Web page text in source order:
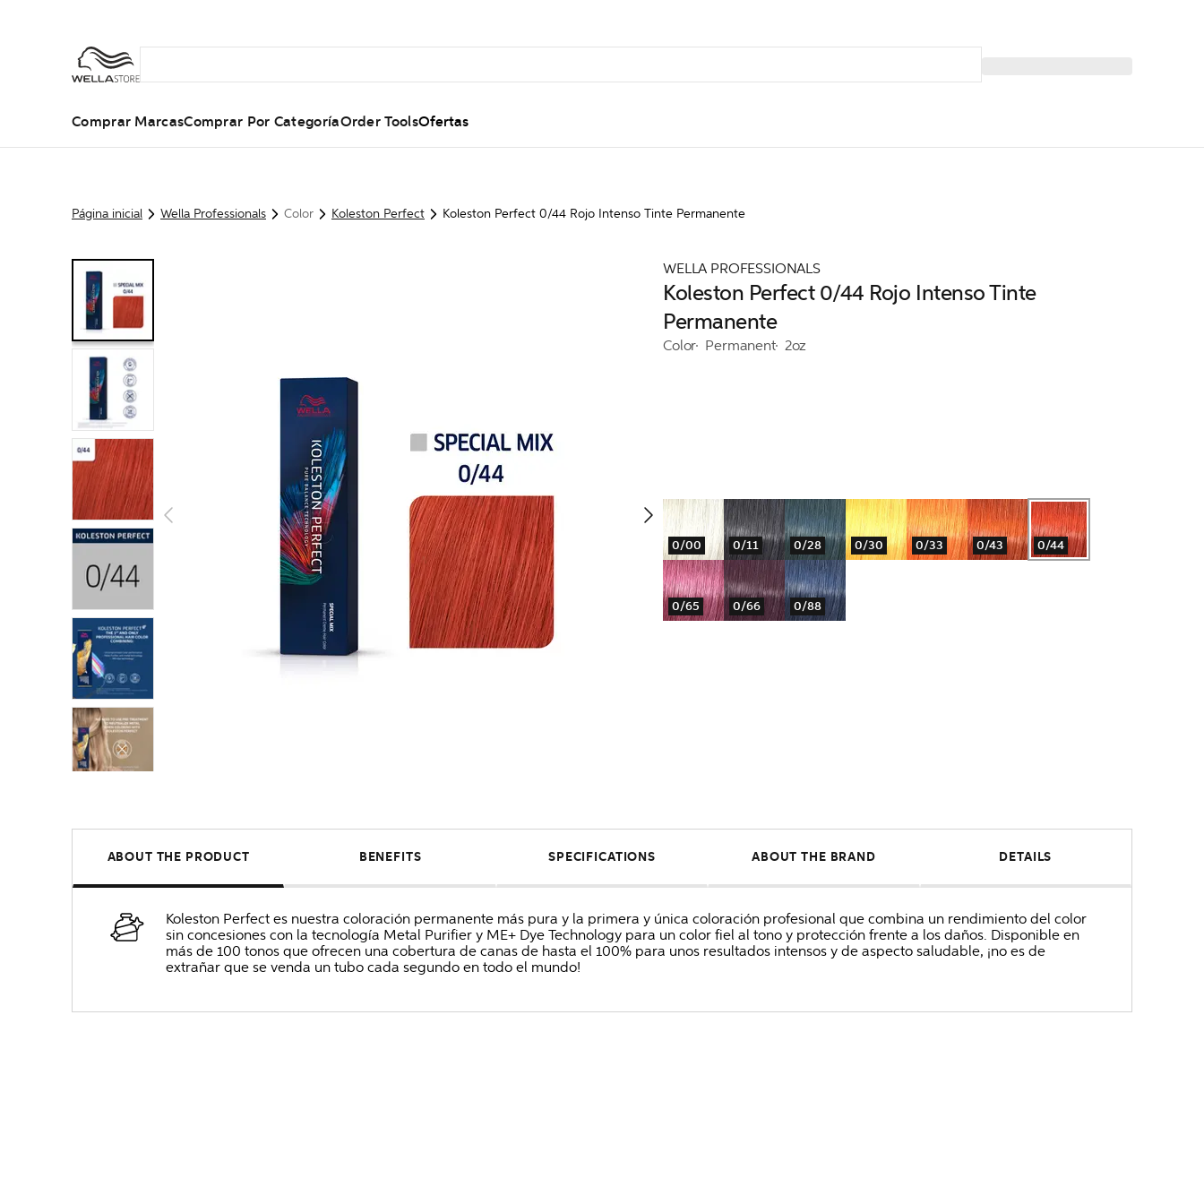
Comprar MarcasComprar Por CategoríaOrder ToolsOfertas
Página inicial Wella Professionals Color Koleston Perfect Koleston Perfect 0/44 Rojo Intenso Tinte Permanente
WELLA PROFESSIONALS
Koleston Perfect 0/44 Rojo Intenso Tinte
Permanente
Color Permanent 2oz
0/00 0/11 0/28 0/30 0/33 0/43 0/44
0/65 0/66 0/88
ABOUT THE PRODUCT BENEFITS SPECIFICATIONS ABOUT THE BRAND DETAILS
Koleston Perfect es nuestra coloración permanente más pura y la primera y única coloración profesional que combina un rendimiento del color
sin concesiones con la tecnología Metal Purifier y ME+ Dye Technology para un color fiel al tono y protección frente a los daños. Disponible en
más de 100 tonos que ofrecen una cobertura de canas de hasta el 100% para unos resultados intensos y de aspecto saludable, ¡no es de
extrañar que se venda un tubo cada segundo en todo el mundo!